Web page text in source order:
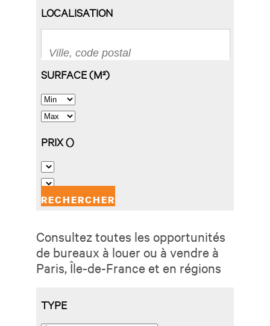
Consultez toutes les opportunités
de bureaux à louer ou à vendre à
Paris, Île-de-France et en régions